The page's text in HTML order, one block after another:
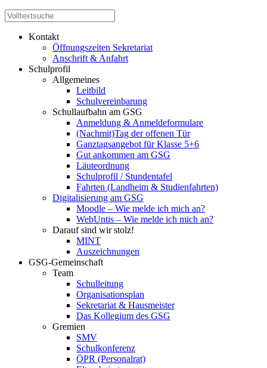
Kontakt
Öffnungszeiten Sekretariat
Anschrift & Anfahrt
Schulprofil
Allgemeines
Leitbild
Schulvereinbarung
Schullaufbahn am GSG
Anmeldung & Anmeldeformulare
(Nachmit)Tag der offenen Tür
Ganztagsangebot für Klasse 5+6
Gut ankommen am GSG
Läuteordnung
Schulprofil / Stundentafel
Fahrten (Landheim & Studienfahrten)
Digitalisierung am GSG
Moodle – Wie melde ich mich an?
WebUntis – Wie melde ich mich an?
Darauf sind wir stolz!
MINT
Auszeichnungen
GSG-Gemeinschaft
Team
Schulleitung
Organisationsplan
Sekretariat & Hausmeister
Das Kollegium des GSG
Gremien
SMV
Schulkonferenz
ÖPR (Personalrat)